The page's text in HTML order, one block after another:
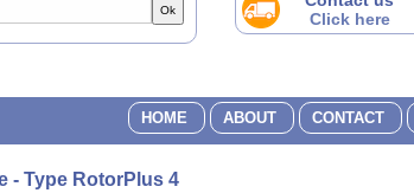
Click here
HOME ABOUT CONTACT
- Type RotorPlus 4